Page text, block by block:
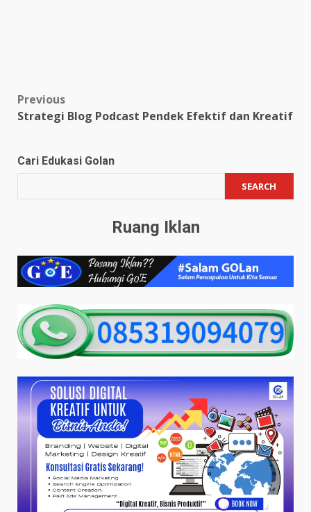
Post
navigation
Previous
Strategi Blog Podcast Pendek Efektif dan Kreatif
Cari Edukasi Golan
SEARCH
Ruang Iklan